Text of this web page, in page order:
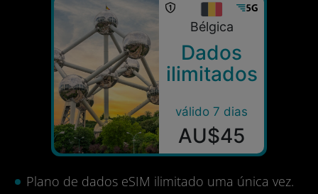
Bélgica
Dados
ilimitados
válido 7 dias
AU$45
Plano de dados eSIM ilimitado uma única vez.